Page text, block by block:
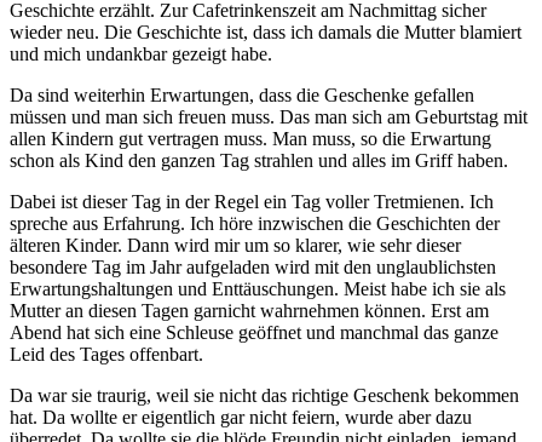
Geschichte erzählt. Zur Cafetrinkenszeit am Nachmittag sicher
wieder neu. Die Geschichte ist, dass ich damals die Mutter blamiert
und mich undankbar gezeigt habe.
Da sind weiterhin Erwartungen, dass die Geschenke gefallen
müssen und man sich freuen muss. Das man sich am Geburtstag mit
allen Kindern gut vertragen muss. Man muss, so die Erwartung
schon als Kind den ganzen Tag strahlen und alles im Griff haben.
Dabei ist dieser Tag in der Regel ein Tag voller Tretmienen. Ich
spreche aus Erfahrung. Ich höre inzwischen die Geschichten der
älteren Kinder. Dann wird mir um so klarer, wie sehr dieser
besondere Tag im Jahr aufgeladen wird mit den unglaublichsten
Erwartungshaltungen und Enttäuschungen. Meist habe ich sie als
Mutter an diesen Tagen garnicht wahrnehmen können. Erst am
Abend hat sich eine Schleuse geöffnet und manchmal das ganze
Leid des Tages offenbart.
Da war sie traurig, weil sie nicht das richtige Geschenk bekommen
hat. Da wollte er eigentlich gar nicht feiern, wurde aber dazu